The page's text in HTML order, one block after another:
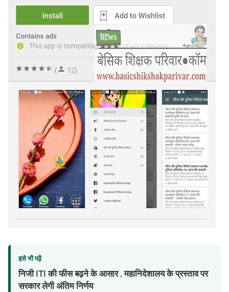
इसे भी पढ़ें
निजी ITI की फीस बढ़ने के आसार , महानिदेशालय के प्रस्ताव पर
सरकार लेगी अंतिम निर्णय